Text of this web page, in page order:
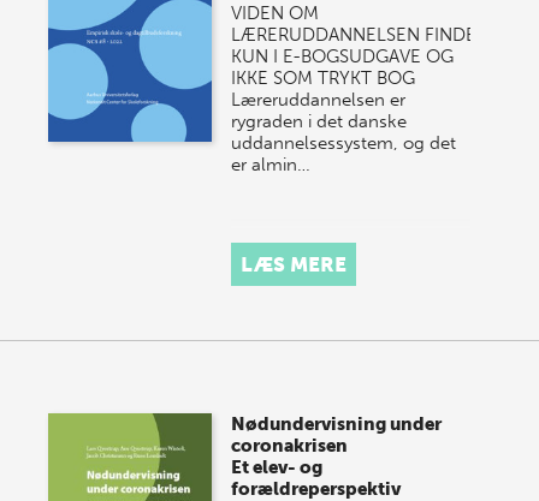
VIDEN OM
LÆRERUDDANNELSEN FINDES
KUN I E-BOGSUDGAVE OG
IKKE SOM TRYKT BOG
Læreruddannelsen er
rygraden i det danske
uddannelsessystem, og det
er almin…
LÆS MERE
Nødundervisning under
coronakrisen
Et elev- og
forældreperspektiv